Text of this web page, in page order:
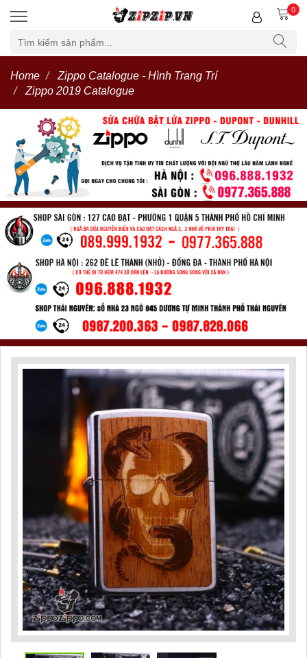
0
Home
Zippo Catalogue - Hình Trang Trí
Zippo 2019 Catalogue